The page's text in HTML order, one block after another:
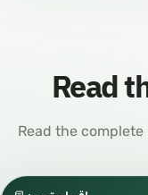
Read
Read the